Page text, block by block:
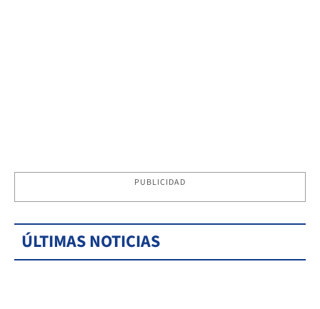
PUBLICIDAD
ÚLTIMAS NOTICIAS